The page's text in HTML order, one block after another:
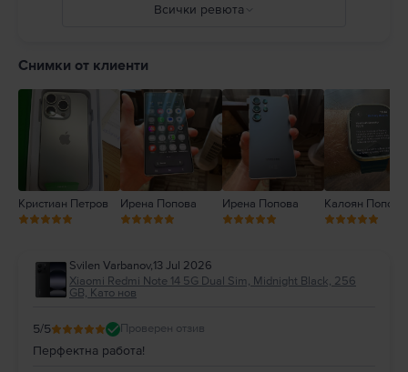
Всички ревюта
Снимки от клиенти
Кристиан Петров Ирена Попова Ирена Попова Калоян Попов
Svilen Varbanov,13 Jul 2026
Xiaomi Redmi Note 14 5G Dual Sim, Midnight Black, 256
GB, Като нов
5/5 Проверен отзив
Перфектна работа!